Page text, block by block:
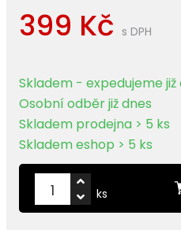
399 Kč s DPH
Skladem - expedujeme již
Osobní odběr již dnes
Skladem prodejna > 5 ks
Skladem eshop > 5 ks
ks